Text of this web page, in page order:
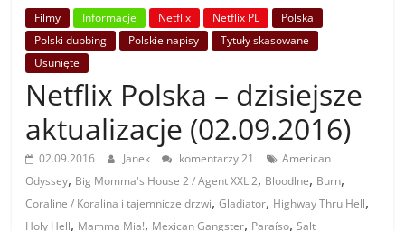
Filmy Informacje Netflix Netflix PL
Polska
Polski dubbing
Polskie napisy
Tytuły skasowane
Usunięte
Netflix Polska – dzisiejsze
aktualizacje (02.09.2016)
02.09.2016 Janek komentarzy 21
American
Odyssey, Big Momma's House 2 / Agent XXL 2, Bloodlne, Burn,
Coraline / Koralina i tajemnicze drzwi,Gladiator, Highway Thru Hell,
Holy Hell, Mamma Mia!, Mexican Gangster, Paraíso,Salt